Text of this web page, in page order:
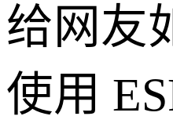
给网友
使用